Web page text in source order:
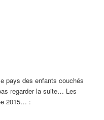
pays des enfants couchés
regarder la suite… Les
2015… :